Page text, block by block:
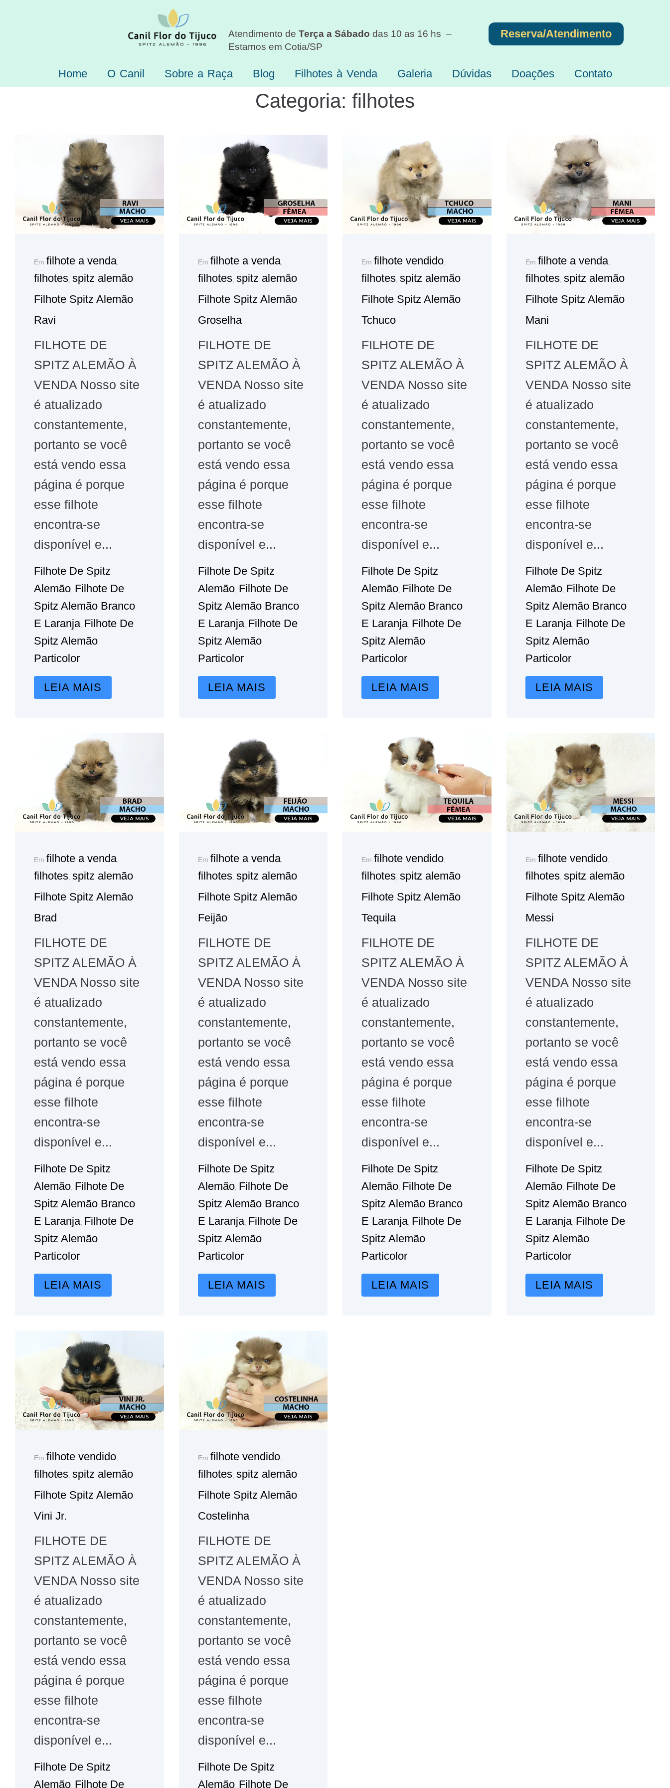
Atendimento de Terça a Sábado das 10 as 16 hs –
Estamos em Cotia/SP
Reserva/Atendimento
Home O Canil Sobre a Raça Blog Filhotes à Venda Galeria Dúvidas Doações Contato
Categoria: filhotes
Em filhote a venda
filhotes spitz alemão
Filhote Spitz Alemão
Ravi
FILHOTE DE
SPITZ ALEMÃO À
VENDA Nosso site
é atualizado
constantemente,
portanto se você
está vendo essa
página é porque
esse filhote
encontra-se
disponível e...
Filhote De Spitz
Alemão Filhote De
Spitz Alemão Branco
E Laranja Filhote De
Spitz Alemão
Particolor
LEIA MAIS
Em filhote a venda,
filhotes, spitz alemão
Filhote Spitz Alemão
Groselha
FILHOTE DE
SPITZ ALEMÃO À
VENDA Nosso site
é atualizado
constantemente,
portanto se você
está vendo essa
página é porque
esse filhote
encontra-se
disponível e...
Filhote De Spitz
Alemão, Filhote De
Spitz Alemão Branco
E Laranja, Filhote De
Spitz Alemão
Particolor
LEIA MAIS
Em filhote vendido
filhotes spitz alemão
Filhote Spitz Alemão
Tchuco
FILHOTE DE
SPITZ ALEMÃO À
VENDA Nosso site
é atualizado
constantemente,
portanto se você
está vendo essa
página é porque
esse filhote
encontra-se
disponível e...
Filhote De Spitz
Alemão Filhote De
Spitz Alemão Branco
E Laranja Filhote De
Spitz Alemão
Particolor
LEIA MAIS
Em filhote a venda,
filhotes, spitz alemão
Filhote Spitz Alemão
Mani
FILHOTE DE
SPITZ ALEMÃO À
VENDA Nosso site
é atualizado
constantemente,
portanto se você
está vendo essa
página é porque
esse filhote
encontra-se
disponível e...
Filhote De Spitz
Alemão, Filhote De
Spitz Alemão Branco
E Laranja, Filhote De
Spitz Alemão
Particolor
LEIA MAIS
Em filhote a venda,
filhotes, spitz alemão
Filhote Spitz Alemão
Brad
FILHOTE DE
SPITZ ALEMÃO À
VENDA Nosso site
é atualizado
constantemente,
portanto se você
está vendo essa
página é porque
esse filhote
encontra-se
disponível e...
Filhote De Spitz
Alemão Filhote De
Spitz Alemão Branco
E Laranja Filhote De
Spitz Alemão
Particolor
LEIA MAIS
Em filhote a venda,
filhotes, spitz alemão
Filhote Spitz Alemão
Feijão
FILHOTE DE
SPITZ ALEMÃO À
VENDA Nosso site
é atualizado
constantemente,
portanto se você
está vendo essa
página é porque
esse filhote
encontra-se
disponível e...
Filhote De Spitz
Alemão, Filhote De
Spitz Alemão Branco
E Laranja, Filhote De
Spitz Alemão
Particolor
LEIA MAIS
Em filhote vendido,
filhotes, spitz alemão
Filhote Spitz Alemão
Tequila
FILHOTE DE
SPITZ ALEMÃO À
VENDA Nosso site
é atualizado
constantemente,
portanto se você
está vendo essa
página é porque
esse filhote
encontra-se
disponível e...
Filhote De Spitz
Alemão Filhote De
Spitz Alemão Branco
E Laranja Filhote De
Spitz Alemão
Particolor
LEIA MAIS
Em filhote vendido,
filhotes, spitz alemão
Filhote Spitz Alemão
Messi
FILHOTE DE
SPITZ ALEMÃO À
VENDA Nosso site
é atualizado
constantemente,
portanto se você
está vendo essa
página é porque
esse filhote
encontra-se
disponível e...
Filhote De Spitz
Alemão, Filhote De
Spitz Alemão Branco
E Laranja, Filhote De
Spitz Alemão
Particolor
LEIA MAIS
Em filhote vendido
filhotes spitz alemão
Filhote Spitz Alemão
Vini Jr.
FILHOTE DE
SPITZ ALEMÃO À
VENDA Nosso site
é atualizado
constantemente,
portanto se você
está vendo essa
página é porque
esse filhote
encontra-se
disponível e...
Filhote De Spitz
Alemão Filhote De
Em filhote vendido,
filhotes, spitz alemão
Filhote Spitz Alemão
Costelinha
FILHOTE DE
SPITZ ALEMÃO À
VENDA Nosso site
é atualizado
constantemente,
portanto se você
está vendo essa
página é porque
esse filhote
encontra-se
disponível e...
Filhote De Spitz
Alemão, Filhote De